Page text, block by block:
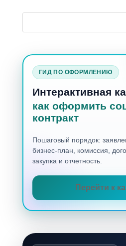
ГИД ПО ОФОРМЛЕНИЮ
Интерактивная
как оформить
контракт
Пошаговый порядок:
бизнес-план, комиссия,
закупка и отчетность.
Перейти к